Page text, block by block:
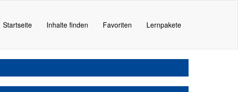
Startseite Inhalte finden Favoriten Lernpakete